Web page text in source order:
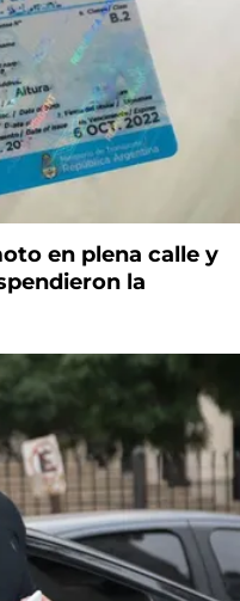
en plena calle y
la